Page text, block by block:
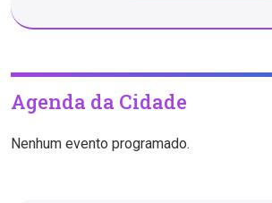
Agenda da Cidade
Nenhum evento programado.